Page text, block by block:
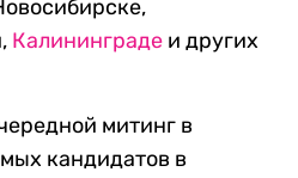
Калининграде и других
митинг в
кандидатов в